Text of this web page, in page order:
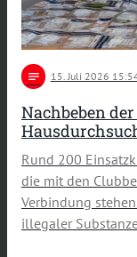
notes 15 . Juli 2026
Nachbeben
Rund 200
die mit den
Verbindung
illegaler